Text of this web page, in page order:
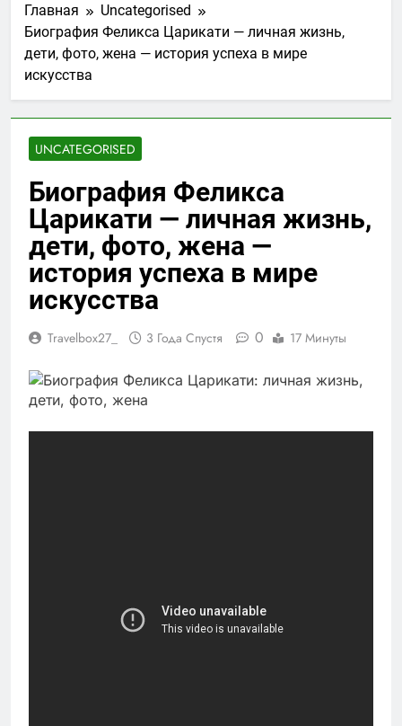
Главная
Uncategorised
Биография Феликса Царикати — личная жизнь,
дети, фото, жена — история успеха в мире
искусства
UNCATEGORISED
Биография Феликса
Царикати — личная жизнь,
дети, фото, жена —
история успеха в мире
искусства
Travelbox27_ 3 Года Спустя 0 17 Минуты